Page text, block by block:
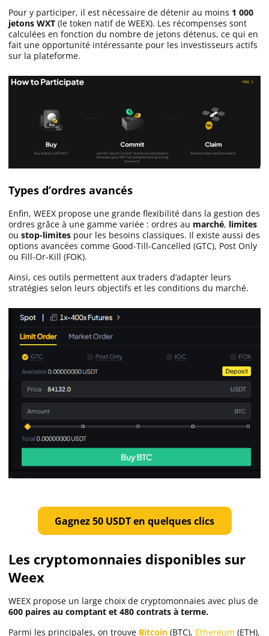
Pour y participer, il est nécessaire de détenir au moins 1 000
jetons WXT (le token natif de WEEX). Les récompenses sont
calculées en fonction du nombre de jetons détenus, ce qui en
fait une opportunité intéressante pour les investisseurs actifs
sur la plateforme.
Types d’ordres avancés
Enfin, WEEX propose une grande flexibilité dans la gestion des
ordres grâce à une gamme variée : ordres au marché, limites
ou stop-limites pour les besoins classiques. Il existe aussi des
options avancées comme Good-Till-Cancelled (GTC), Post Only
ou Fill-Or-Kill (FOK).
Ainsi, ces outils permettent aux traders d’adapter leurs
stratégies selon leurs objectifs et les conditions du marché.
Gagnez 50 USDT en quelques clics
Les cryptomonnaies disponibles sur
Weex
WEEX propose un large choix de cryptomonnaies avec plus de
600 paires au comptant et 480 contrats à terme.
Parmi les principales, on trouve Bitcoin (BTC), Ethereum (ETH),